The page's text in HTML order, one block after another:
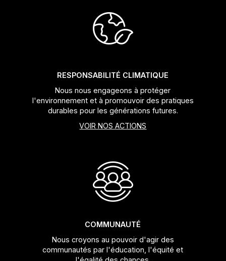
RESPONSABILITÉ CLIMATIQUE
Nous nous engageons à protéger
l'environnement et à promouvoir des pratiques
durables pour les générations futures.
VOIR NOS ACTIONS
COMMUNAUTÉ
Nous croyons au pouvoir d'agir des
communautés par l'éducation, l'équité et
Guide Chaine